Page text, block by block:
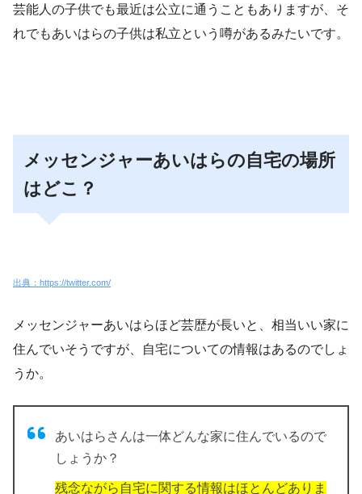
芸能人の子供でも最近は公立に通うこともありますが、そ
れでもあいはらの子供は私立という噂があるみたいです。
メッセンジャーあいはらの自宅の場所
はどこ？
出典：https://twitter.com/
メッセンジャーあいはらほど芸歴が長いと、 相当いい家に
住んでいそう ですが、自宅についての情報はあるのでしょ
うか。
あいはらさんは一体どんな家に住んでいるので
しょうか？
残念ながら自宅に関する情報はほとんどありま